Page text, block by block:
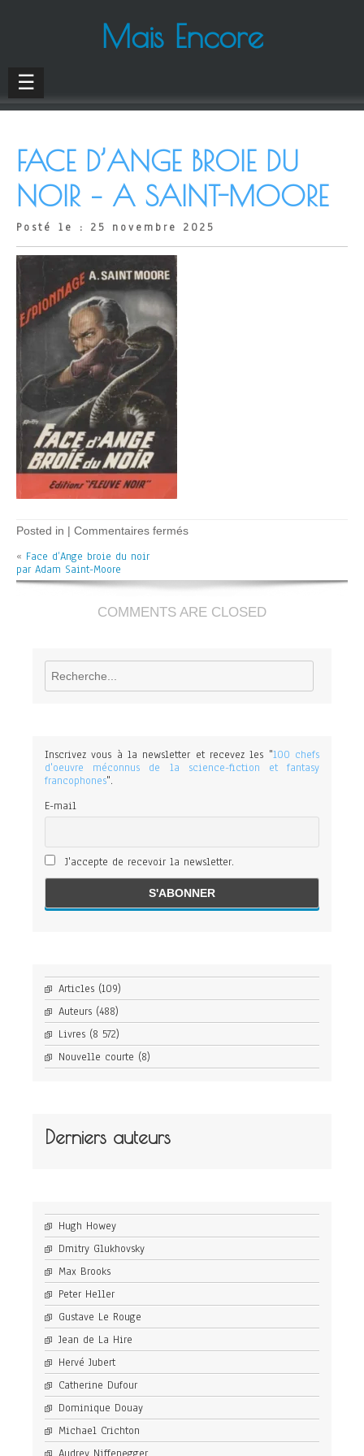
Mais Encore
☰
FACE D’ANGE BROIE DU
NOIR – A SAINT-MOORE
Posté le : 25 novembre 2025
Posted in | Commentaires ferméssur
du
–
A
« Face d’Ange broie du noir
par Adam Saint-Moore
COMMENTS ARE CLOSED
Rechercher
Inscrivez vous à la newsletter et recevez les "100 chefs
d'oeuvre méconnus de la science-fiction et fantasy
francophones".
E-mail
J'accepte de recevoir la newsletter.
Articles (109)
Auteurs (488)
Livres (8 572)
Nouvelle courte (8)
Derniers auteurs
Hugh Howey
Dmitry Glukhovsky
Max Brooks
Peter Heller
Gustave Le Rouge
Jean de La Hire
Hervé Jubert
Catherine Dufour
Dominique Douay
Michael Crichton